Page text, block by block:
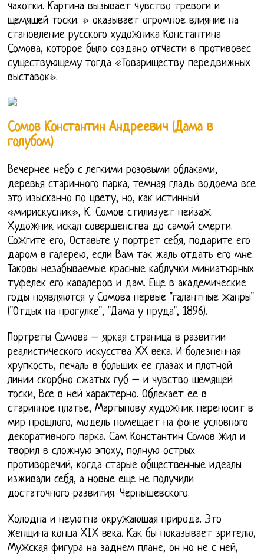
чахотки. Картина вызывает чувство тревоги и
щемящей тоски. » оказывает огромное влияние на
становление русского художника Константина
Сомова, которое было создано отчасти в противовес
существующему тогда «Товариществу передвижных
выставок».
Сомов Константин Андреевич (Дама в
голубом)
Вечернее небо с легкими розовыми облаками,
деревья старинного парка, темная гладь водоема все
это изысканно по цвету, но, как истинный
«мирискусник», К. Сомов стилизует пейзаж.
Художник искал совершенства до самой смерти.
Сожгите его, Оставьте у портрет себя, подарите его
даром в галерею, если Вам так жаль отдать его мне.
Таковы незабываемые красные каблучки миниатюрных
туфелек его кавалеров и дам. Еще в академические
годы появляются у Сомова первые "галантные жанры"
("Отдых на прогулке", "Дама у пруда", 1896).
Портреты Сомова – яркая страница в развитии
реалистического искусства XX века. И болезненная
хрупкость, печаль в больших ее глазах и плотной
линии скорбно сжатых губ – и чувство щемящей
тоски, Все в ней характерно. Облекает ее в
старинное платье, Мартынову художник переносит в
мир прошлого, модель помещает на фоне условного
декоративного парка. Сам Константин Сомов жил и
творил в сложную эпоху, полную острых
противоречий, когда старые общественные идеалы
изживали себя, а новые еще не получили
достаточного развития. Чернышевского.
Холодна и неуютна окружающая природа. Это
женщина конца XIX века. Как бы показывает зрителю,
Мужская фигура на заднем плане, он но не с ней,